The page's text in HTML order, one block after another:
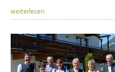
weiterlesen